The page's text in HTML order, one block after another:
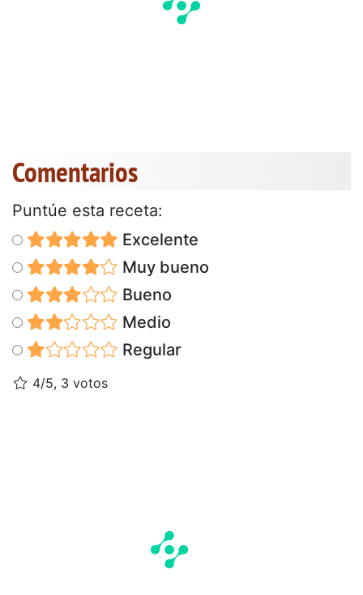
Comentarios
Puntúe esta receta:
Excelente
Muy bueno
Bueno
Medio
Regular
4/5, 3 votos